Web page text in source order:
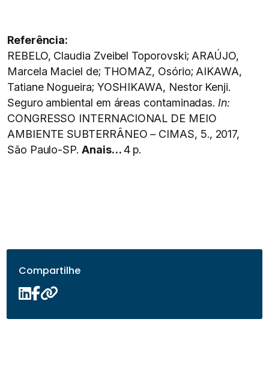
Referência:
REBELO, Claudia Zveibel Toporovski; ARAÚJO,
Marcela Maciel de; THOMAZ, Osório; AIKAWA,
Tatiane Nogueira; YOSHIKAWA, Nestor Kenji.
Seguro ambiental em áreas contaminadas. In:
CONGRESSO INTERNACIONAL DE MEIO
AMBIENTE SUBTERRÂNEO – CIMAS, 5., 2017,
São Paulo-SP. Anais…4 p.
Compartilhe